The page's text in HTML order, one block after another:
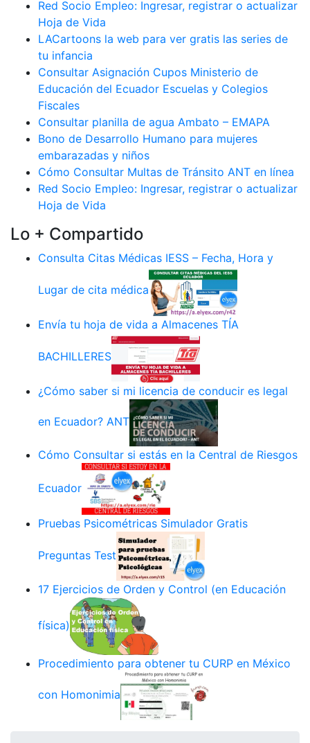
Red Socio Empleo: Ingresar, registrar o actualizar
Hoja de Vida
LACartoons la web para ver gratis las series de
tu infancia
Consultar Asignación Cupos Ministerio de
Educación del Ecuador Escuelas y Colegios
Fiscales
Consultar planilla de agua Ambato – EMAPA
Bono de Desarrollo Humano para mujeres
embarazadas y niños
Cómo Consultar Multas de Tránsito ANT en línea
Red Socio Empleo: Ingresar, registrar o actualizar
Hoja de Vida
Lo + Compartido
Consulta Citas Médicas IESS – Fecha, Hora y
Lugar de cita médica
Envía tu hoja de vida a Almacenes TÍA
BACHILLERES
¿Cómo saber si mi licencia de conducir es legal
en Ecuador? ANT
Cómo Consultar si estás en la Central de Riesgos
Ecuador
Pruebas Psicométricas Simulador Gratis
Preguntas Test
17 Ejercicios de Orden y Control (en Educación
física)
Procedimiento para obtener tu CURP en México
con Homonimia